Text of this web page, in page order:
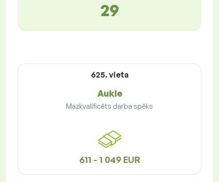
29
625. vieta
Aukle
Mazkvalificēts darba spēks
611 - 1 049 EUR